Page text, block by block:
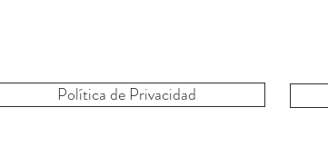
Política de Privacidad